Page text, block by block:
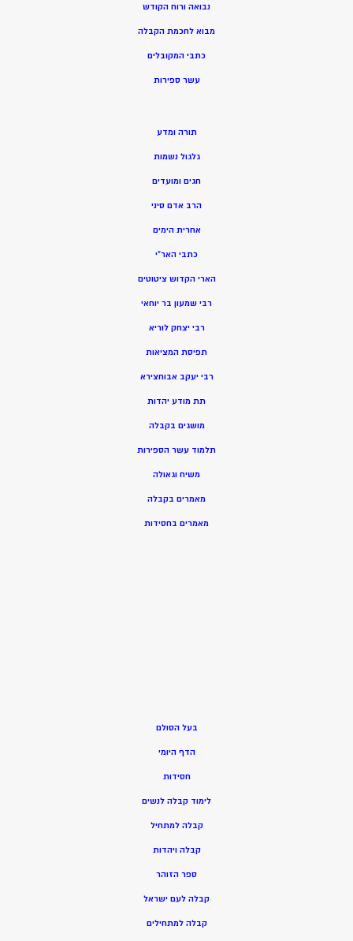
נבואה ורוח הקודש
מבוא לחכמת הקבלה
כתבי המקובלים
עשר ספירות
תורה ומדע
גלגול נשמות
חגים ומועדים
הרב אדם סיני
אחרית הימים
כתבי האר”י
הארי הקדוש ציטוטים
רבי שמעון בר יוחאי
רבי יצחק לוריא
תפיסת המציאות
רבי יעקב אבוחצירא
תת מודע יהדות
מושגים בקבלה
תלמוד עשר הספירות
משיח וגאולה
מאמרים בקבלה
מאמרים בחסידות
בעל הסולם
הדף היומי
חסידות
לימוד קבלה לנשים
קבלה למתחיל
קבלה ויהדות
ספר הזוהר
קבלה לעם ישראל
קבלה למתחילים